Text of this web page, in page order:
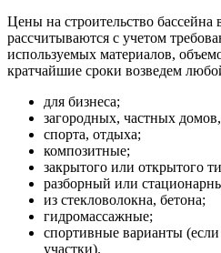
Цены на строительство
рассчитываются с учетом
используемых материалов,
кратчайшие сроки возведем
для бизнеса;
загородных, частных
спорта, отдыха;
композитные;
закрытого или открытого
разборный или
из стекловолокна, бетона;
гидромассажные;
спортивные варианты
участки).